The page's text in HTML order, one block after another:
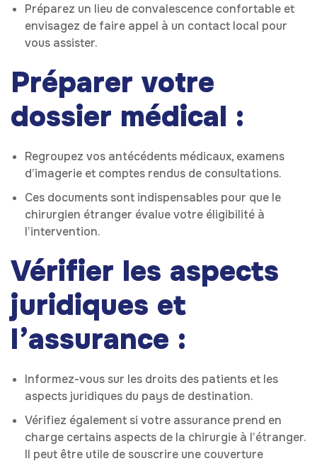
Préparez un lieu de convalescence confortable et
envisagez de faire appel à un contact local pour
vous assister.
Préparer votre
dossier médical :
Regroupez vos antécédents médicaux, examens
d’imagerie et comptes rendus de consultations.
Ces documents sont indispensables pour que le
chirurgien étranger évalue votre éligibilité à
l’intervention.
Vérifier les aspects
juridiques et
l’assurance :
Informez-vous sur les droits des patients et les
aspects juridiques du pays de destination.
Vérifiez également si votre assurance prend en
charge certains aspects de la chirurgie à l’étranger.
Il peut être utile de souscrire une couverture